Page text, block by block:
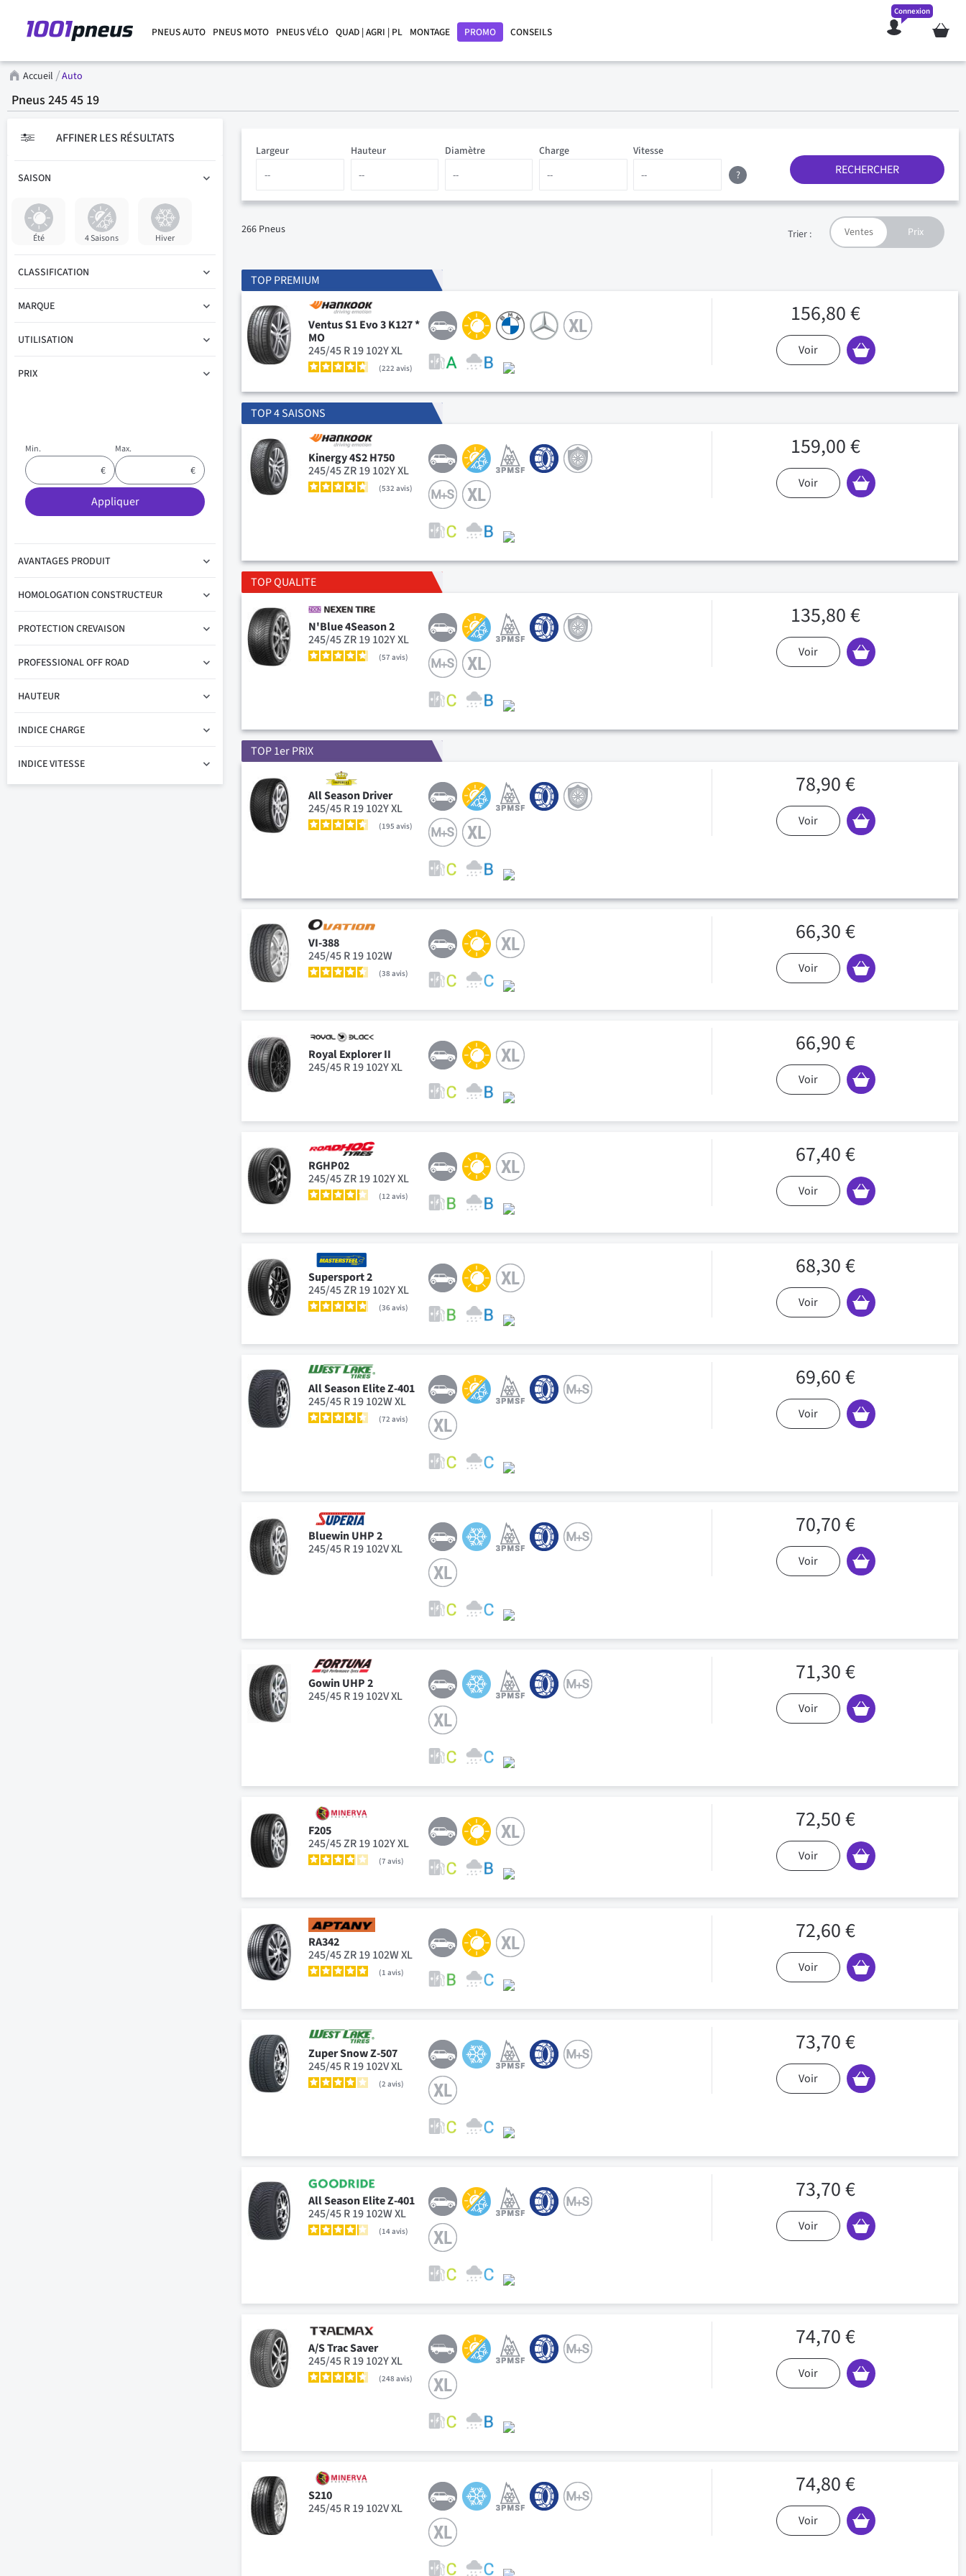
PNEUS AUTO PNEUS MOTO PNEUS VÉLO QUAD | AGRI | PL MONTAGE PROMO CONSEILS Mon
Connexion
Accueil Auto
Pneus 245 45 19
Diamètre
Hauteur Charge Vitesse
Largeur
?
RECHERCHER
266 Pneus Trier :
TOP PREMIUM
Ventus S1 Evo 3 K127 *
MO
245/45 R 19 102Y XL
222avis
156,80 €
Voir
TOP 4 SAISONS
Kinergy 4S2 H750
245/45 ZR 19 102Y XL
532avis
159,00 €
Voir
TOP QUALITE
N'Blue 4Season 2
245/45 ZR 19 102Y XL
57avis
135,80 €
Voir
TOP 1er PRIX
All Season Driver
245/45 R 19 102Y XL
195avis
78,90 €
Voir
VI-388
245/45 R 19 102W
38avis
66,30 €
Voir
Royal Explorer II
245/45 R 19 102Y XL
66,90 €
Voir
RGHP02
245/45 ZR 19 102Y XL
12avis
67,40 €
Voir
Supersport 2
245/45 ZR 19 102Y XL
36avis
68,30 €
Voir
All Season Elite Z-401
245/45 R 19 102W XL
72avis
69,60 €
Voir
Bluewin UHP 2
245/45 R 19 102V XL
70,70 €
Voir
Gowin UHP 2
245/45 R 19 102V XL
71,30 €
Voir
F205
245/45 ZR 19 102Y XL
7avis
72,50 €
Voir
RA342
245/45 ZR 19 102W XL
1avis
72,60 €
Voir
Zuper Snow Z-507
245/45 R 19 102V XL
2avis
73,70 €
Voir
All Season Elite Z-401
245/45 R 19 102W XL
14avis
73,70 €
Voir
A/S Trac Saver
245/45 R 19 102Y XL
248avis
74,70 €
Voir
S210
245/45 R 19 102V XL
74,80 €
Voir
AFFINER LES RÉSULTATS
SAISON
Été 4 Saisons Hiver
CLASSIFICATION
MARQUE
UTILISATION
PRIX
Min. Max.
Appliquer
AVANTAGES PRODUIT
HOMOLOGATION CONSTRUCTEUR
PROTECTION CREVAISON
PROFESSIONAL OFF ROAD
HAUTEUR
INDICE CHARGE
INDICE VITESSE